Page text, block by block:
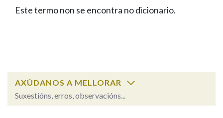
FIGURAS HOMENAXEADAS
PORTAL DAS PALABRAS
Facebook
TwitterYoutubeInstagram
Bluesky
BUSCAR NOS LEMAS
Remata por
Este termo non se encontra no dicionario.
AXÚDANOS A MELLORAR
Suxestións, erros, observacións...